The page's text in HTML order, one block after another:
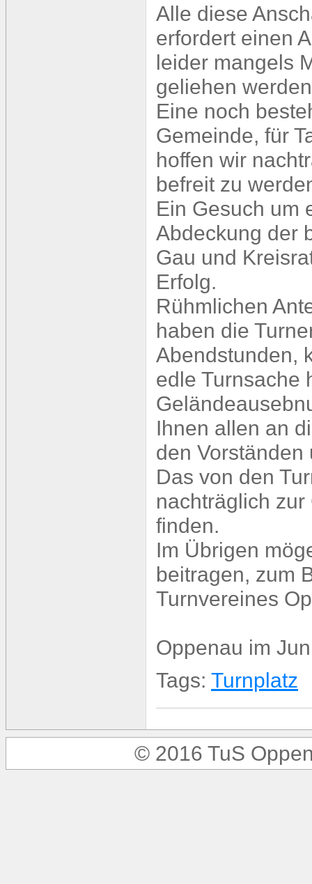
Alle diese
erfordert einen
leider mangels
geliehen
Eine noch
Gemeinde, für
hoffen wir
befreit zu
Ein Gesuch um
Abdeckung der
Gau und
Erfolg.
Rühmlichen
haben die
Abendstunden,
edle Turnsache
Ihnen allen an
den Vorständen
Das von den
nachträglich
finden.
Im Übrigen
beitragen, zum
Turnvereines
Oppenau im
Tags: Turnplatz
© 2016 TuS